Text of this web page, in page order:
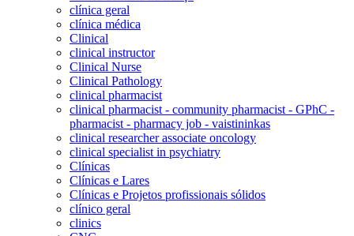
clínica geral
clínica médica
Clinical
clinical instructor
Clinical Nurse
Clinical Pathology
clinical pharmacist
clinical pharmacist - community pharmacist - GPhC -
pharmacist - pharmacy job - vaistininkas
clinical researcher associate oncology
clinical specialist in psychiatry
Clínicas
Clínicas e Lares
Clínicas e Projetos profissionais sólidos
clínico geral
clinics